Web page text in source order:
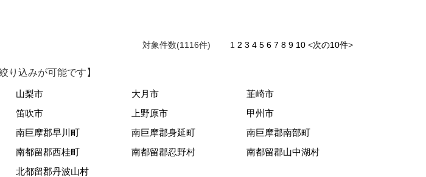
対象件数(1116件) 1 2 3 4 5 6 7 8 9 10 <次の10件>
り込みが可能です】
山梨市 大月市
韮崎市
笛吹市 上野原市
甲州市
南巨摩郡早川町 南巨摩郡身延町
南巨摩郡南部町
南都留郡西桂町 南都留郡忍野村
南都留郡山中湖村
北都留郡丹波山村